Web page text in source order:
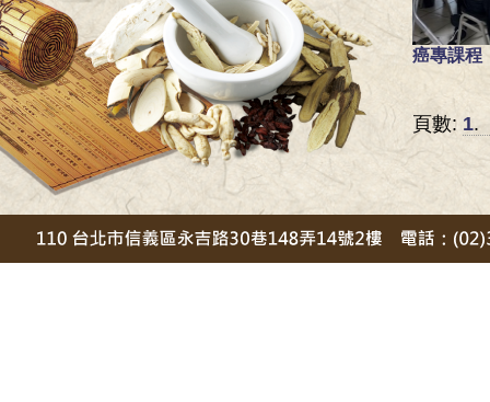
癌專課程
頁數: 1.